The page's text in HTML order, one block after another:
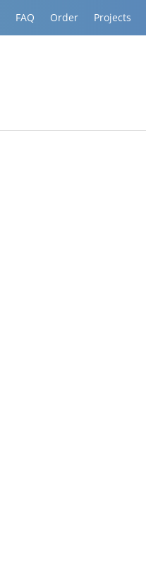
FAQ Order Projects